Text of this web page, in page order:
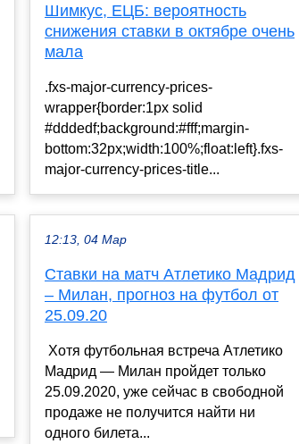
Шимкус, ЕЦБ: вероятность
снижения ставки в октябре очень
мала
.fxs-major-currency-prices-
wrapper{border:1px solid
#dddedf;background:#fff;margin-
bottom:32px;width:100%;float:left}.fxs-
major-currency-prices-title...
12:13, 04 Мар
Ставки на матч Атлетико Мадрид
– Милан, прогноз на футбол от
25.09.20
Хотя футбольная встреча Атлетико
Мадрид — Милан пройдет только
25.09.2020, уже сейчас в свободной
продаже не получится найти ни
одного билета...